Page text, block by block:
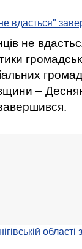
вдасться"
не
–